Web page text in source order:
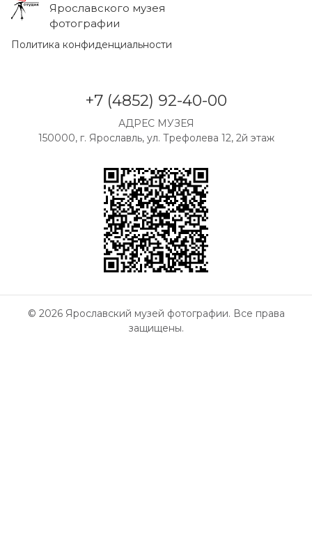
Ярославского музея
фотографии
Политика конфиденциальности
+7 (4852) 92-40-00
АДРЕС МУЗЕЯ
150000, г. Ярославль, ул. Трефолева 12, 2й этаж
© 2026 Ярославский музей фотографии. Все права
защищены.